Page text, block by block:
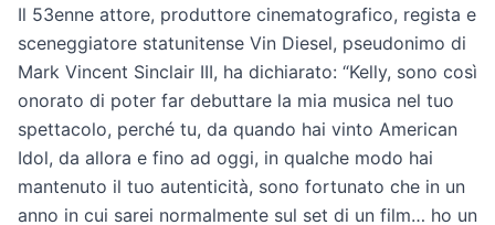
Il 53enne attore, produttore cinematografico, regista e
sceneggiatore statunitense Vin Diesel, pseudonimo di
Mark Vincent Sinclair III, ha dichiarato: “Kelly, sono così
onorato di poter far debuttare la mia musica nel tuo
spettacolo, perché tu, da quando hai vinto American
Idol, da allora e fino ad oggi, in qualche modo hai
mantenuto il tuo autenticità, sono fortunato che in un
anno in cui sarei normalmente sul set di un film… ho un